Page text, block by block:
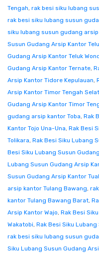
Tengah, rak besi siku lubang
rak besi siku lubang susun
siku lubang susun gudang arsip
Susun Gudang Arsip Kantor
Gudang Arsip Kantor Teluk
Gudang Arsip Kantor Ternate,
Arsip Kantor Tidore Kepulauan,
Arsip Kantor Timor Tengah
Gudang Arsip Kantor Timor
gudang arsip kantor Toba, Rak
Kantor Tojo Una-Una, Rak Besi
Tolikara, Rak Besi Siku Lubang
Besi Siku Lubang Susun
Lubang Susun Gudang Arsip
Susun Gudang Arsip Kantor Tual
arsip kantor Tulang Bawang,
kantor Tulang Bawang Barat,
Arsip Kantor Wajo, Rak Besi
Wakatobi, Rak Besi Siku
rak besi siku lubang susun
Siku Lubang Susun Gudang